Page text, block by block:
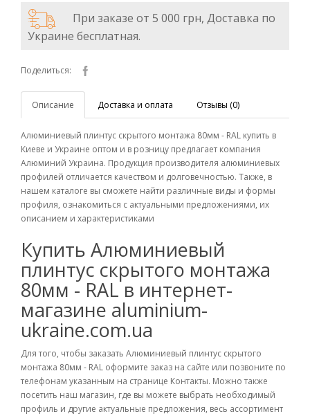
При заказе от 5 000 грн, Доставка по
Украине бесплатная.
Поделиться:
Описание Доставка и оплата Отзывы (0)
Алюминиевый плинтус скрытого монтажа 80мм - RAL купить в
Киеве и Украине оптом и в розницу предлагает компания
Алюминий Украина. Продукция производителя алюминиевых
профилей отличается качеством и долговечностью. Также, в
нашем каталоге вы сможете найти различные виды и формы
профиля, ознакомиться с актуальными предложениями, их
описанием и характеристиками
Купить Алюминиевый
плинтус скрытого монтажа
80мм - RAL в интернет-
магазине aluminium-
ukraine.com.ua
Для того, чтобы заказать Алюминиевый плинтус скрытого
монтажа 80мм - RAL оформите заказ на сайте или позвоните по
телефонам указанным на странице Контакты. Можно также
посетить наш магазин, где вы можете выбрать необходимый
профиль и другие актуальные предложения, весь ассортимент